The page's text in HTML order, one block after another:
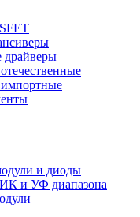
драйверы
и диоды
и УФ диапазона